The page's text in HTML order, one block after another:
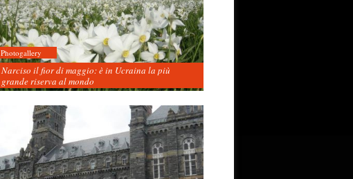
Photogallery
Narciso il fior di maggio: è in Ucraina la più
grande riserva al mondo